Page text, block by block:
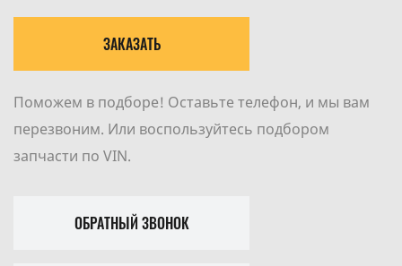
ЗАКАЗАТЬ
Поможем в подборе! Оставьте телефон, и мы вам
перезвоним. Или воспользуйтесь подбором
запчасти по VIN.
ОБРАТНЫЙ ЗВОНОК